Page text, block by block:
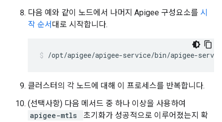
다음 예와 같이 노드에서 나머지 Apigee 구성요소를 시
작 순서 대로 시작합니다.
/opt/apigee/apigee-service/bin/apigee-
클러스터의 각 노드에 대해 이 프로세스를 반복합니다.
(선택사항) 다음 메서드 중 하나 이상을 사용하여
apigee-mtls
초기화가 성공적으로 이루어졌는지 확